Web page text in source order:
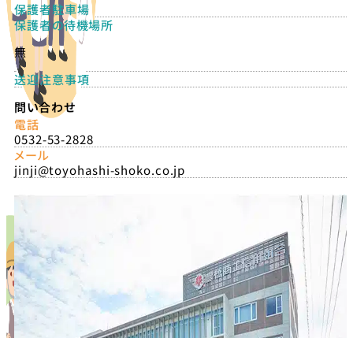
保護者駐車場
保護者の待機場所
無
送迎注意事項
問い合わせ
電話
0532-53-2828
メール
jinji@toyohashi-shoko.co.jp